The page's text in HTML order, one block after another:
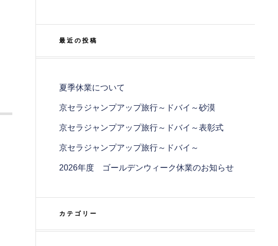
最近の投稿
夏季休業について
京セラジャンプアップ旅行～ドバイ～砂漠
京セラジャンプアップ旅行～ドバイ～表彰式
京セラジャンプアップ旅行～ドバイ～
2026年度 ゴールデンウィーク休業のお知らせ
カテゴリー